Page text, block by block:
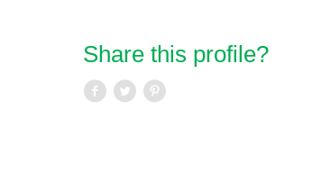
Share this profile?